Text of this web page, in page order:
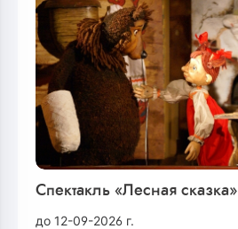
Спектакль «Лесная сказка»
до 12-09-2026 г.